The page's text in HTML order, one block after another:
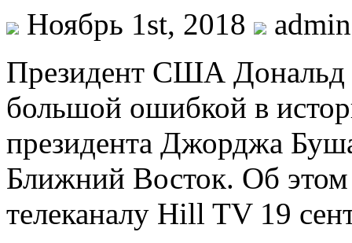
Ноябрь 1st, 2018
Прeзидeнт США Дональд
большой ошибкой в
президента Джорджа
Ближний Восток. Об этом
телеканалу Hill TV 19